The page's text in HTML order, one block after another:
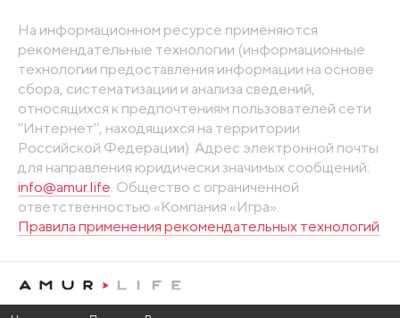
На информационном ресурсе применяются
рекомендательные технологии (информационные
технологии предоставления информации на основе
сбора, систематизации и анализа сведений,
относящихся к предпочтениям пользователей сети
"Интернет", находящихся на территории
Российской Федерации). Адрес электронной почты
для направления юридически значимых сообщений:
info@amur.life . Общество с ограниченной
ответственностью «Компания «Игра».
Правила применения рекомендательных технологий